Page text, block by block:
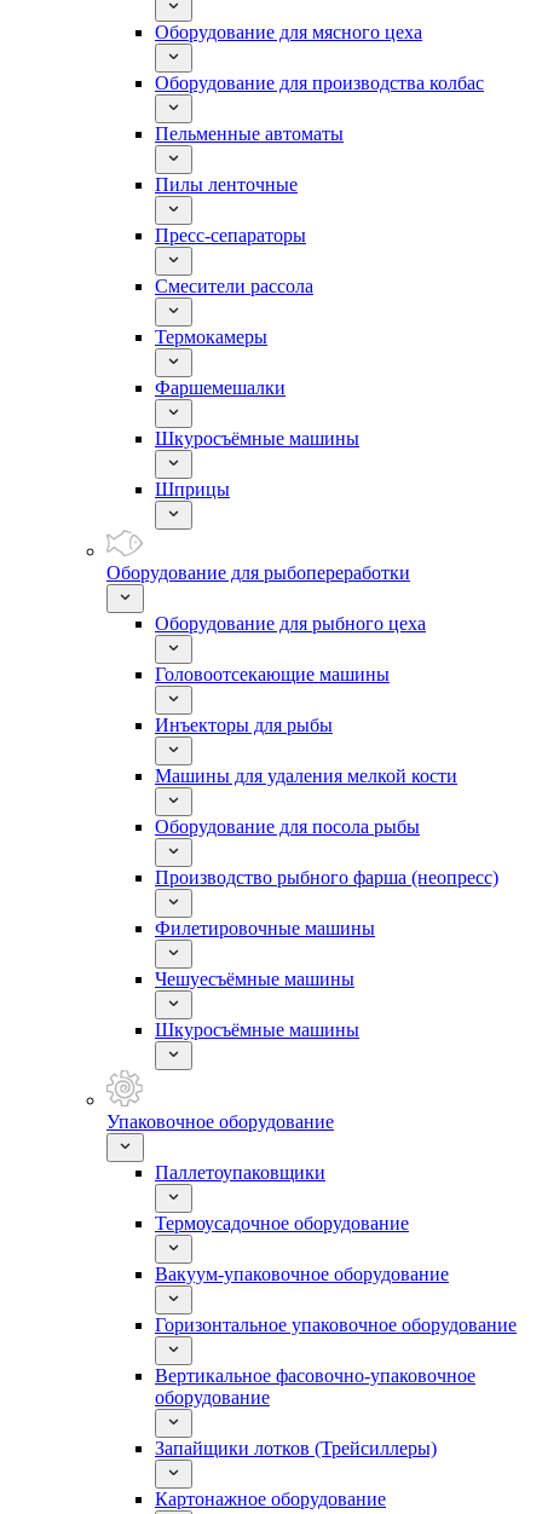
Оборудование для мясного цеха
Оборудование для производства колбас
Пельменные автоматы
Пилы ленточные
Пресс-сепараторы
Смесители рассола
Термокамеры
Фаршемешалки
Шкуросъёмные машины
Шприцы
Оборудование для рыбопереработки
Оборудование для рыбного цеха
Головоотсекающие машины
Инъекторы для рыбы
Машины для удаления мелкой кости
Оборудование для посола рыбы
Производство рыбного фарша (неопресс)
Филетировочные машины
Чешуесъёмные машины
Шкуросъёмные машины
Упаковочное оборудование
Паллетоупаковщики
Термоусадочное оборудование
Вакуум-упаковочное оборудование
Горизонтальное упаковочное оборудование
Вертикальное фасовочно-упаковочное
оборудование
Запайщики лотков (Трейсиллеры)
Картонажное оборудование